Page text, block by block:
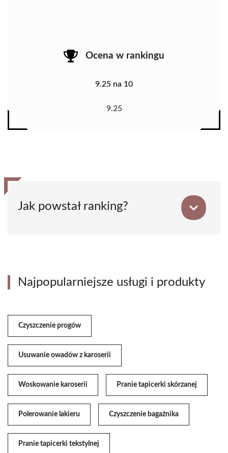
Ocena w rankingu
9.25 na 10
9.25
Jak powstał ranking?
Najpopularniejsze usługi i produkty
Czyszczenie progów
Usuwanie owadów z karoserii
Woskowanie karoserii Pranie tapicerki skórzanej
Polerowanie lakieru Czyszczenie bagażnika
Pranie tapicerki tekstylnej